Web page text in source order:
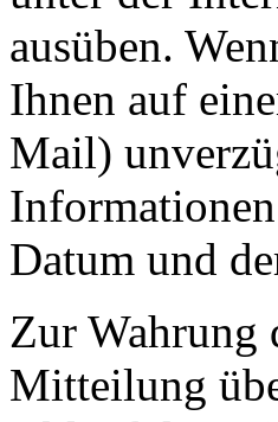
ausüben.
Ihnen auf
Mail)
Datum und
Zur Wahrung
Mitteilung